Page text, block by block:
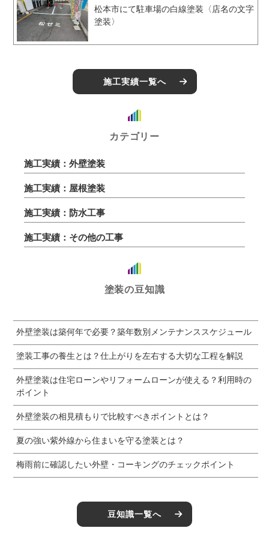
松本市にて駐車場の白線塗装〈店名の文字
塗装〉
施工実績一覧へ
カテゴリー
施工実績：外壁塗装
施工実績：屋根塗装
施工実績：防水工事
施工実績：その他の工事
塗装の豆知識
外壁塗装は築何年で必要？築年数別メンテナンススケジュール
塗装工事の養生とは？仕上がりを左右する大切な工程を解説
外壁塗装は住宅ローンやリフォームローンが使える？利用時の
ポイント
外壁塗装の相見積もりで比較すべきポイントとは？
夏の強い紫外線から住まいを守る塗装とは？
梅雨前に確認したい外壁・コーキングのチェックポイント
豆知識一覧へ